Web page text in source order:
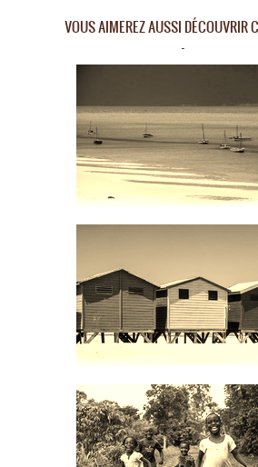
VOUS AIMEREZ AUSSI DÉCOUVRIR